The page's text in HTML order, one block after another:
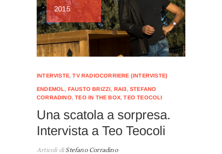
2015
INTERVISTE,TV RADIOCORRIERE (INTERVISTE)
ENDEMOL, FAUSTO BRIZZI, RAI3,STEFANO
CORRADINO,TEO IN THE BOX,TEO TEOCOLI
Una scatola a sorpresa.
Intervista a Teo Teocoli
Articoli diStefano Corradino